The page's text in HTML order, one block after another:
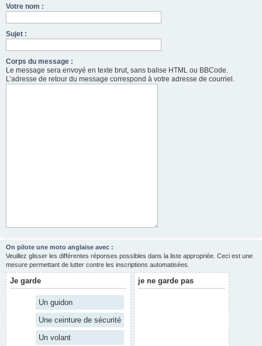
Votre nom :
Sujet :
Corps du message :
Le message sera envoyé en texte brut, sans balise HTML ou BBCode.
L’adresse de retour du message correspond à votre adresse de courriel.
On pilote une moto anglaise avec :
Veuillez glisser les différentes réponses possibles dans la liste appropriée. Ceci est une
mesure permettant de lutter contre les inscriptions automatisées.
Je garde
Un guidon
Une ceinture de sécurité
Un volant
je ne garde pas